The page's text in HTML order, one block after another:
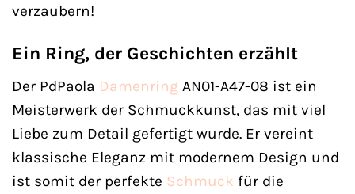
verzaubern!
Ein Ring, der Geschichten erzählt
Der PdPaola Damenring AN01-A47-08 ist ein
Meisterwerk der Schmuckkunst, das mit viel
Liebe zum Detail gefertigt wurde. Er vereint
klassische Eleganz mit modernem Design und
ist somit der perfekte Schmuck für die